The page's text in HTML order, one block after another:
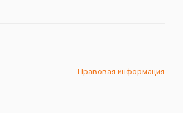
Правовая информация